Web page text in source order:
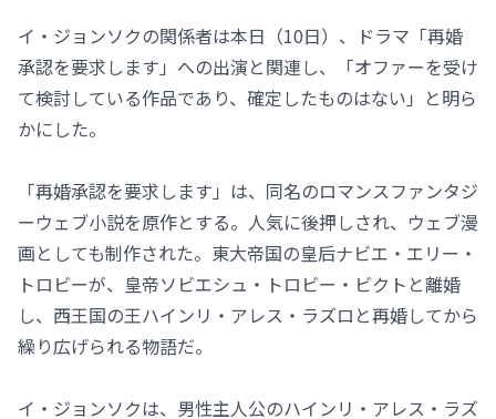
イ・ジョンソクの関係者は本日（10日）、ドラマ「再婚
承認を要求します」への出演と関連し、「オファーを受け
て検討している作品であり、確定したものはない」と明ら
かにした。
「再婚承認を要求します」は、同名のロマンスファンタジ
ーウェブ小説を原作とする。人気に後押しされ、ウェブ漫
画としても制作された。東大帝国の皇后ナビエ・エリー・
トロビーが、皇帝ソビエシュ・トロビー・ビクトと離婚
し、西王国の王ハインリ・アレス・ラズロと再婚してから
繰り広げられる物語だ。
イ・ジョンソクは、男性主人公のハインリ・アレス・ラズ